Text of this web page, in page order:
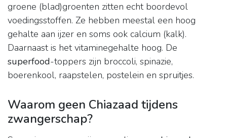
groene (blad)groenten zitten echt boordevol
voedingsstoffen. Ze hebben meestal een hoog
gehalte aan ijzer en soms ook calcium (kalk).
Daarnaast is het vitaminegehalte hoog. De
superfood-toppers zijn broccoli, spinazie,
boerenkool, raapstelen, postelein en spruitjes.
Waarom geen Chiazaad tijdens
zwangerschap?